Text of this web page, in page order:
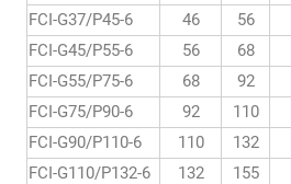
FCI-G37/P45-6
46 56
FCI-G45/P55-6
56 68
FCI-G55/P75-6
68 92
FCI-G75/P90-6
92 110
FCI-G90/P110-6
110 132
FCI-G110/P132-6
132 155